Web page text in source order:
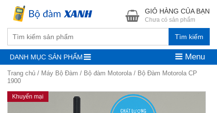
Tìm kiếm
GIỎ HÀNG CỦA BẠN
Chưa có sản phẩm
DANH MỤC SẢN PHẨM Menu
Trang chủ / Máy Bộ Đàm / Bộ đàm Motorola / Bộ Đàm Motorola CP
1900
Khuyến mại